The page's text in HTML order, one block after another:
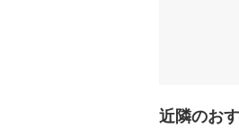
近隣のお